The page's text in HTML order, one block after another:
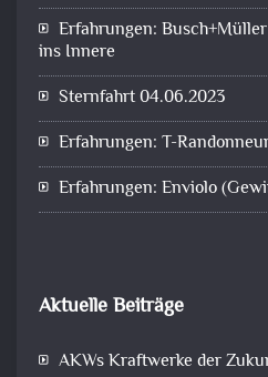
Erfahrungen:
ins Innere
Sternfahrt 04.06.2023
Erfahrungen: T-
Erfahrungen: Enviolo
Aktuelle Beiträge
AKWs Kraftwerke der